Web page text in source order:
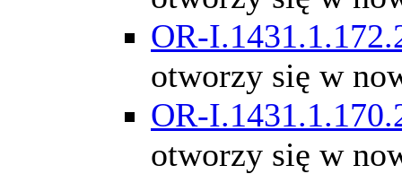
OR-
otworzy się w
OR-
otworzy się w